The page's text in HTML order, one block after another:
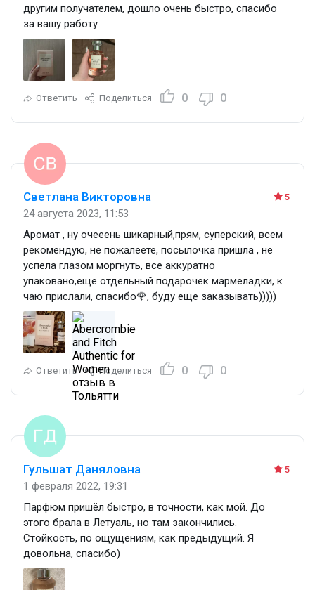
другим получателем, дошло очень быстро, спасибо
за вашу работу
Ответить Поделиться 0 0
5
Светлана Викторовна
24 августа 2023, 11:53
Аромат , ну очееень шикарный,прям, суперский, всем
рекомендую, не пожалеете, посылочка пришла , не
успела глазом моргнуть, все аккуратно
упаковано,еще отдельный подарочек мармеладки, к
чаю прислали, спасибо🌹, буду еще заказывать)))))
Ответить Поделиться 0 0
5
Гульшат Даняловна
1 февраля 2022, 19:31
Парфюм пришёл быстро, в точности, как мой. До
этого брала в Летуаль, но там закончились.
Стойкость, по ощущениям, как предыдущий. Я
довольна, спасибо)